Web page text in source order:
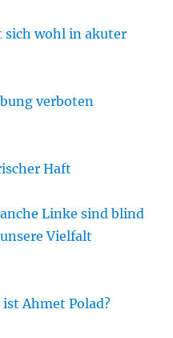
sich wohl in akuter
verboten
Haft
Linke sind blind
Vielfalt
Ahmet Polad?